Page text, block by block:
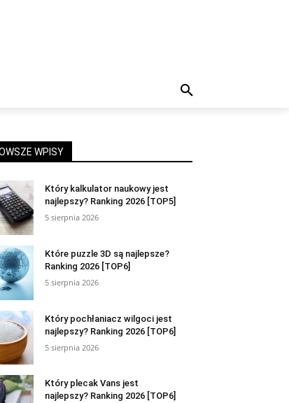
WPISY
Który kalkulator naukowy jest
najlepszy? Ranking 2026 [TOP5]
5 sierpnia 2026
Które puzzle 3D są najlepsze?
Ranking 2026 [TOP6]
5 sierpnia 2026
Który pochłaniacz wilgoci jest
najlepszy? Ranking 2026 [TOP6]
5 sierpnia 2026
Który plecak Vans jest
najlepszy? Ranking 2026 [TOP6]